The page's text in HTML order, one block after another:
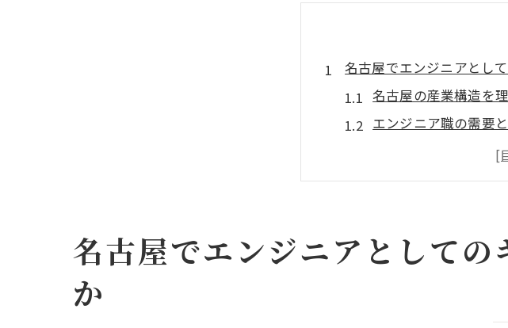
名古屋でエンジニアとし
名古屋の産業構造を
エンジニア職の需要
自身のスキルを客観
地元のネットワーキ
面接対策と業界研究の
地元企業でのエンジニア
エンジニアリングチ
名古屋でエンジニアとして
か